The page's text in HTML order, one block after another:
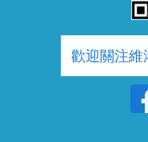
歡迎關注維